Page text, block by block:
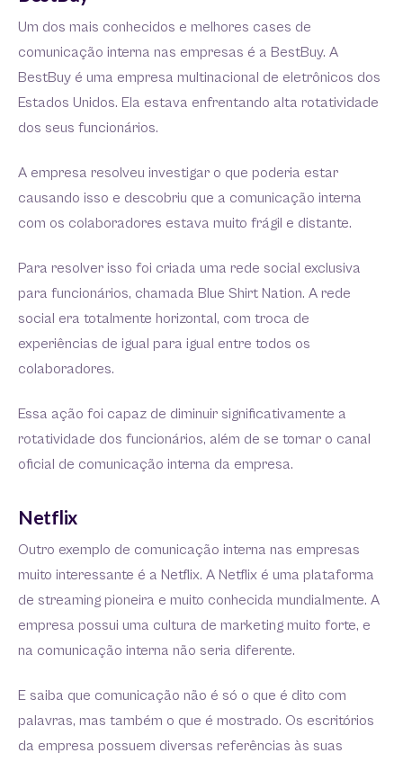
Um dos mais conhecidos e melhores cases de
comunicação interna nas empresas é a BestBuy. A
BestBuy é uma empresa multinacional de eletrônicos dos
Estados Unidos. Ela estava enfrentando alta rotatividade
dos seus funcionários.
A empresa resolveu investigar o que poderia estar
causando isso e descobriu que a comunicação interna
com os colaboradores estava muito frágil e distante.
Para resolver isso foi criada uma rede social exclusiva
para funcionários, chamada Blue Shirt Nation. A rede
social era totalmente horizontal, com troca de
experiências de igual para igual entre todos os
colaboradores.
Essa ação foi capaz de diminuir significativamente a
rotatividade dos funcionários, além de se tornar o canal
oficial de comunicação interna da empresa.
Netflix
Outro exemplo de comunicação interna nas empresas
muito interessante é a Netflix. A Netflix é uma plataforma
de streaming pioneira e muito conhecida mundialmente. A
empresa possui uma cultura de marketing muito forte, e
na comunicação interna não seria diferente.
E saiba que comunicação não é só o que é dito com
palavras, mas também o que é mostrado. Os escritórios
da empresa possuem diversas referências às suas